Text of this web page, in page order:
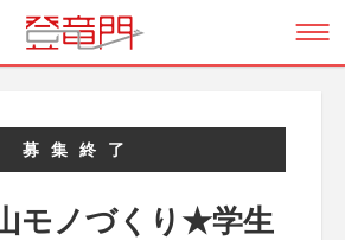
募集終了
モノづくり★学生